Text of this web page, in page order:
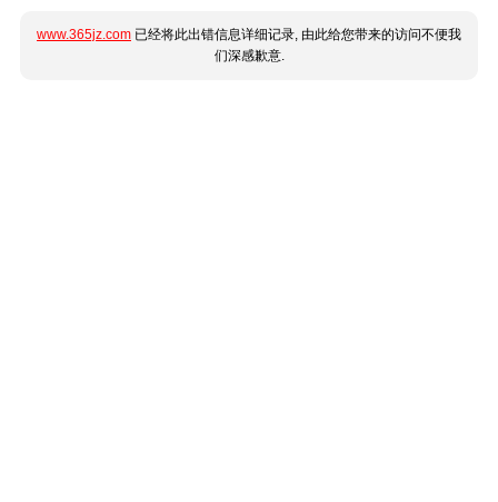
www.365jz.com 已经将此出错信息详细记录, 由此给您带来的访问不便我
们深感歉意.